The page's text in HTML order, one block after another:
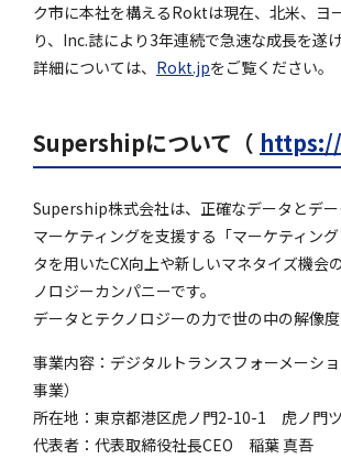
ク市に本社を構えるRoktは現在、北米、ヨ
り、Inc.誌により3年連続で急速な成長を遂
詳細については、 Rokt.jpをご覧ください。
Supershipについて（
Supership株式会社は、正確なデータとデ
マーケティングを支援する「マーケティン
タを用いたCX向上や新しいマネタイズ機
ノロジーカンパニーです。
データとテクノロジーの力で世の中の解像
事業内容：デジタルトランスフォーメーシ
事業）
所在地：東京都港区虎ノ門2-10-1 虎ノ門
代表者：代表取締役社長CEO 稲葉 真吾